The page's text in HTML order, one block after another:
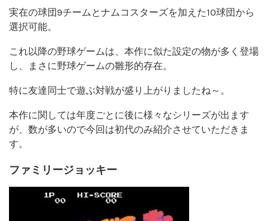
実在の球団9チームとナムコスターズを加えた10球団から
選択可能。
これ以降の野球ゲームは、本作に似た設定の物が多く登場
し、まさに野球ゲームの雛形的存在。
特に友達同士で遊ぶ対戦が盛り上がりましたね～。
本作に関しては年度ごとに後に様々なシリーズが出ます
が、数が多いので今回は初代のみ紹介させていただきま
す。
ファミリージョッキー